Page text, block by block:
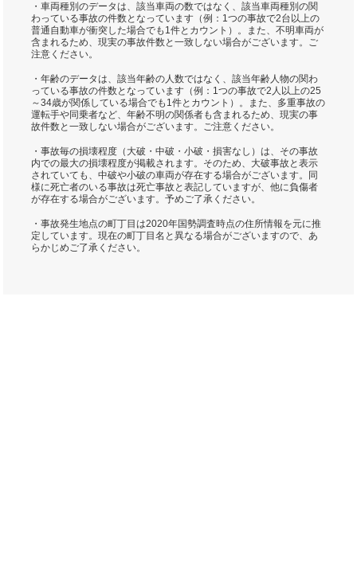
・車両種別のデータは、該当車両の数ではなく、該当車両種別の関
わっている事故の件数となっています（例：1つの事故で2台以上の
普通自動車が衝突した場合でも1件とカウント）。また、不明車両が
含まれるため、現実の事故件数と一致しない場合がございます。ご
注意ください。
・年齢のデータは、該当年齢の人数ではなく、該当年齢人物の関わ
っている事故の件数となっています（例：1つの事故で2人以上の25
～34歳が関係している場合でも1件とカウント）。また、多重事故の
運転手や同乗者など、年齢不明の関係者も含まれるため、現実の事
故件数と一致しない場合がございます。ご注意ください。
・事故毎の損壊程度（大破・中破・小破・損害なし）は、その事故
内での最大の損壊程度が掲載されます。そのため、大破事故と表示
されていても、中破や小破の車両が存在する場合がございます。同
様に死亡者のいる事故は死亡事故と表記していますが、他に負傷者
が存在する場合がございます。予めご了承ください。
・事故発生地点の町丁目は2020年国勢調査時点の住所情報を元に推
定しています。現在の町丁目名と異なる場合がございますので、あ
らかじめご了承ください。